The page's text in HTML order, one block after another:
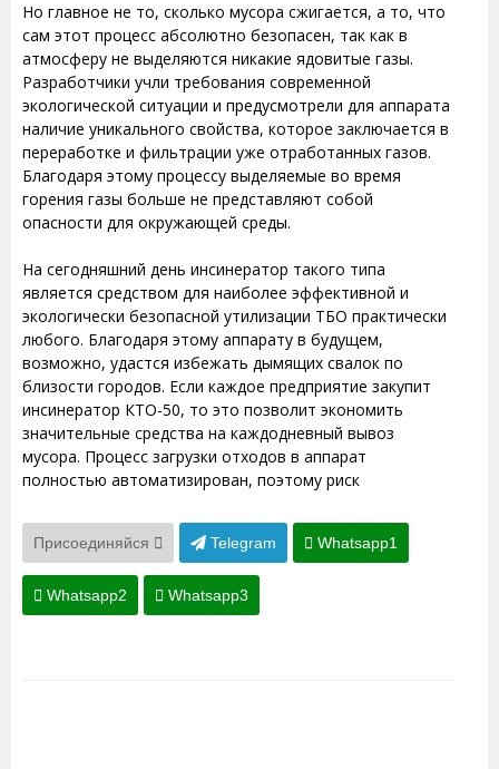
Но главное не то, сколько мусора сжигается, а то, что
сам этот процесс абсолютно безопасен, так как в
атмосферу не выделяются никакие ядовитые газы.
Разработчики учли требования современной
экологической ситуации и предусмотрели для аппарата
наличие уникального свойства, которое заключается в
переработке и фильтрации уже отработанных газов.
Благодаря этому процессу выделяемые во время
горения газы больше не представляют собой
опасности для окружающей среды.
На сегодняшний день инсинератор такого типа
является средством для наиболее эффективной и
экологически безопасной утилизации ТБО практически
любого. Благодаря этому аппарату в будущем,
возможно, удастся избежать дымящих свалок по
близости городов. Если каждое предприятие закупит
инсинератор КТО-50, то это позволит экономить
значительные средства на каждодневный вывоз
мусора. Процесс загрузки отходов в аппарат
полностью автоматизирован, поэтому риск
Присоединяйся Telegram Whatsapp1
Whatsapp2 Whatsapp3